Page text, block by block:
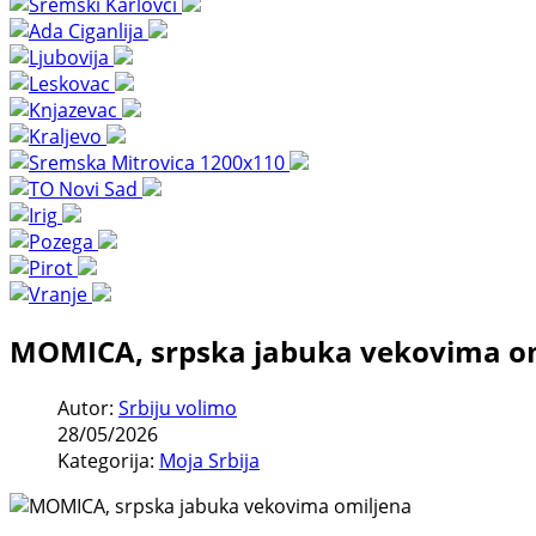
MOMICA, srpska jabuka vekovima
Autor: Srbiju volimo
28/05/2026
Kategorija: Moja Srbija